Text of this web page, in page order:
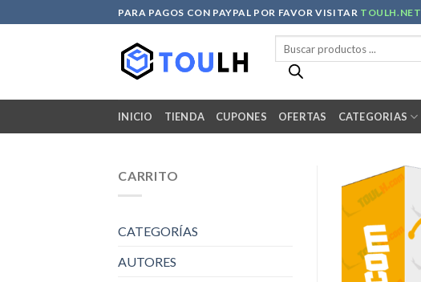
to
PARA PAGOS CON PAYPAL POR FAVOR VISITAR TOULH.NET
productos
INICIO TIENDA CUPONES OFERTAS CATEGORIAS
CARRITO
CATEGORÍAS
AUTORES